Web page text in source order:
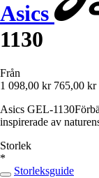
Asics
1130
Från
1 098,00 kr 765,00 kr
Asics GEL-
inspirerade av
Storlek
*
Storleksguide